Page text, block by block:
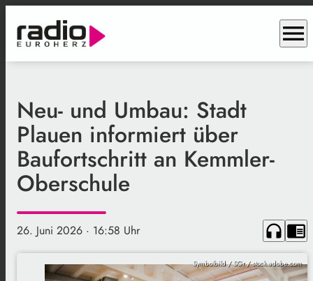
menu
Neu- und Umbau: Stadt
Plauen informiert über
Baufortschritt an Kemmler-
Oberschule
26. Juni 2026 · 16:58 Uhr headphones chrome_reader_mode
Symbolbild / SGr / stock.adobe.com